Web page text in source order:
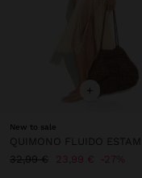
+
New to sale
32,99 €
23,99 € 27%